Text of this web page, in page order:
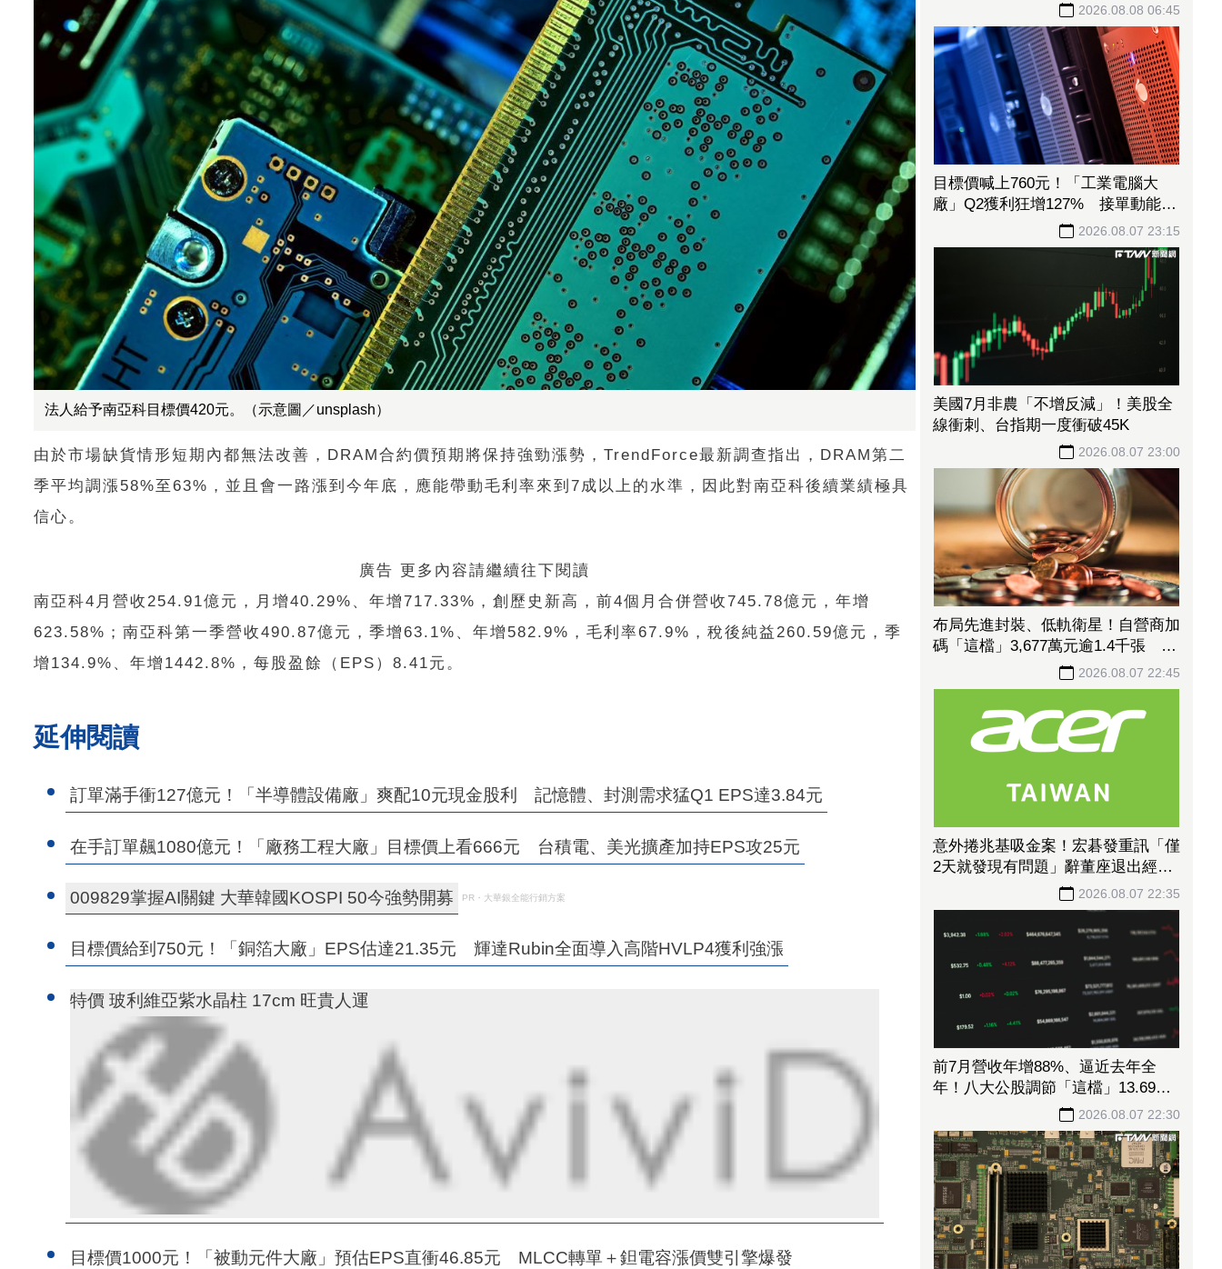
法人給予南亞科目標價420元。（示意圖／unsplash）
由於市場缺貨情形短期內都無法改善，DRAM合約價預期將保持強勁漲勢，TrendForce最新調查指出，DRAM第二
季平均調漲58%至63%，並且會一路漲到今年底，應能帶動毛利率來到7成以上的水準，因此對南亞科後續業績極具
信心。
廣告 更多內容請繼續往下閱讀
南亞科4月營收254.91億元，月增40.29%、年增717.33%，創歷史新高，前4個月合併營收745.78億元，年增
623.58%；南亞科第一季營收490.87億元，季增63.1%、年增582.9%，毛利率67.9%，稅後純益260.59億元，季
增134.9%、年增1442.8%，每股盈餘（EPS）8.41元。
延伸閱讀
訂單滿手衝127億元！「半導體設備廠」爽配10元現金股利 記憶體、封測需求猛Q1 EPS達3.84元
在手訂單飆1080億元！「廠務工程大廠」目標價上看666元 台積電、美光擴產加持EPS攻25元
009829掌握AI關鍵 大華韓國KOSPI 50今強勢開募 PR・大華銀全能行銷方案
目標價給到750元！「銅箔大廠」EPS估達21.35元 輝達Rubin全面導入高階HVLP4獲利強漲
特價 玻利維亞紫水晶柱 17cm 旺貴人運
目標價1000元！「被動元件大廠」預估EPS直衝46.85元 MLCC轉單＋鉭電容漲價雙引擎爆發
2026.08.08 06:45
目標價喊上760元！「工業電腦大
廠」Q2獲利狂增127% 接單動能強
2026.08.07 23:15
美國7月非農「不增反減」！美股全
線衝刺、台指期一度衝破45K
2026.08.07 23:00
布局先進封裝、低軌衛星！自營商加
碼「這檔」3,677萬元逾1.4千張 加
2026.08.07 22:45
意外捲兆基吸金案！宏碁發重訊「僅
2天就發現有問題」辭董座退出經
營：內部存在管理缺失2026.08.07 22:35
前7月營收年增88%、逼近去年全
年！八大公股調節「這檔」13.69億
2026.08.07 22:30